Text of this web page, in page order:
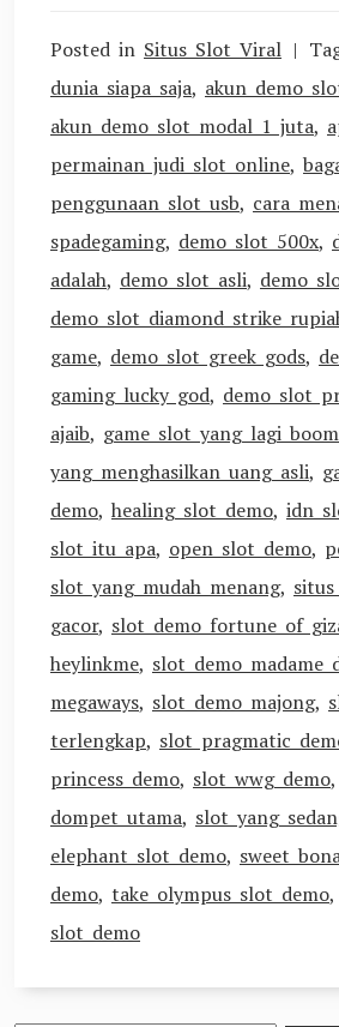
Posted in Situs Slot Viral
dunia siapa saja, akun demo
akun demo slot modal 1 juta,
permainan judi slot online,
penggunaan slot usb, cara
spadegaming, demo slot 500x,
adalah, demo slot asli, demo
demo slot diamond strike
game, demo slot greek gods,
gaming lucky god, demo slot
ajaib, game slot yang lagi
yang menghasilkan uang asli,
demo, healing slot demo, idn
slot itu apa, open slot demo,
slot yang mudah menang,
gacor, slot demo fortune of
heylinkme, slot demo madame
megaways, slot demo majong,
terlengkap, slot pragmatic
princess demo, slot wwg demo,
dompet utama, slot yang
elephant slot demo, sweet
demo, take olympus slot demo,
slot demo